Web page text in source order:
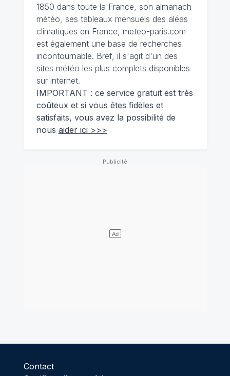
1850 dans toute la France, son almanach
météo, ses tableaux mensuels des aléas
climatiques en France, meteo-paris.com
est également une base de recherches
incontournable. Bref, il s'agit d'un des
sites météo les plus complets disponibles
sur internet.
IMPORTANT : ce service gratuit est très
coûteux et si vous êtes fidèles et
satisfaits, vous avez la possibilité de
nous aider ici >>>
Contact